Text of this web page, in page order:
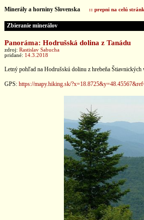
Minerály a horniny Slovenska :: prepni na celú
Zbieranie minerálov
Panoráma: Hodrušská dolina z Tanádu
zdroj: Rastislav Sabucha
pridané: 14.3.2018
Letný pohľad na Hodrušskú dolinu z hrebeňa Štiavnických
GPS: https://mapy.hiking.sk/